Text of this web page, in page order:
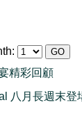
精彩回顧
八月長週末登